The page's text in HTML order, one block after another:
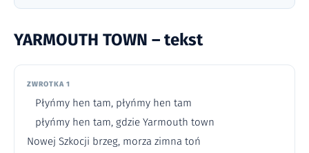
YARMOUTH TOWN – tekst
ZWROTKA 1
Płyńmy hen tam, płyńmy hen tam
płyńmy hen tam, gdzie Yarmouth town
Nowej Szkocji brzeg, morza zimna toń